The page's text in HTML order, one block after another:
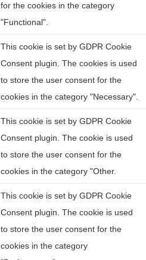
for the cookies in the category
"Functional".
This cookie is set by GDPR Cookie
Consent plugin. The cookies is used
to store the user consent for the
cookies in the category "Necessary".
This cookie is set by GDPR Cookie
Consent plugin. The cookie is used
to store the user consent for the
cookies in the category "Other.
This cookie is set by GDPR Cookie
Consent plugin. The cookie is used
to store the user consent for the
cookies in the category